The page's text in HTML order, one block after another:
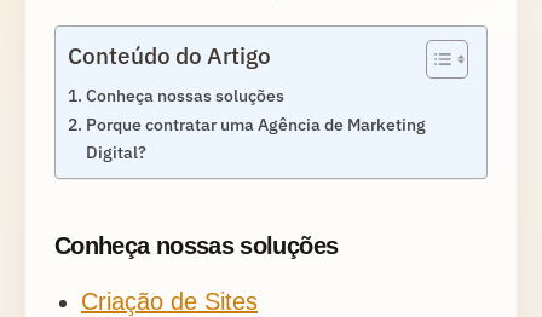
Conteúdo do Artigo
Conheça nossas soluções
Porque contratar uma Agência de Marketing
Digital?
Conheça nossas soluções
Criação de Sites